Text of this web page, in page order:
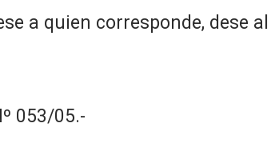
a quien corresponde, dese
053/05.-